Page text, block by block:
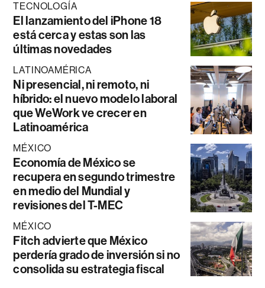
TECNOLOGÍA
El lanzamiento del iPhone 18
está cerca y estas son las
últimas novedades
LATINOAMÉRICA
Ni presencial, ni remoto, ni
híbrido: el nuevo modelo laboral
que WeWork ve crecer en
Latinoamérica
MÉXICO
Economía de México se
recupera en segundo trimestre
en medio del Mundial y
revisiones del T-MEC
MÉXICO
Fitch advierte que México
perdería grado de inversión si no
consolida su estrategia fiscal